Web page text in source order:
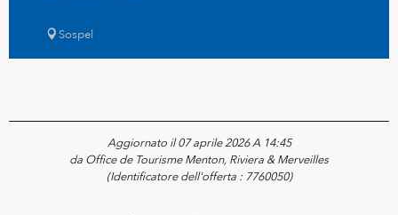
Sospel
Aggiornato il 07 aprile 2026 A 14:45
da Office de Tourisme Menton, Riviera & Merveilles
(Identificatore dell'offerta : 7760050)